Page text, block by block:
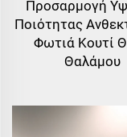
Προσαρμογή
Ποιότητας
Φωτιά Κουτί
Θαλάμου